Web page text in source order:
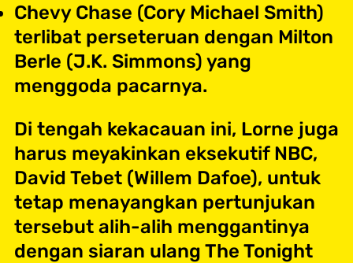
Chevy Chase (Cory Michael Smith)
terlibat perseteruan dengan Milton
Berle (J.K. Simmons) yang
menggoda pacarnya.
Di tengah kekacauan ini, Lorne juga
harus meyakinkan eksekutif NBC,
David Tebet (Willem Dafoe), untuk
tetap menayangkan pertunjukan
tersebut alih-alih menggantinya
dengan siaran ulang The Tonight